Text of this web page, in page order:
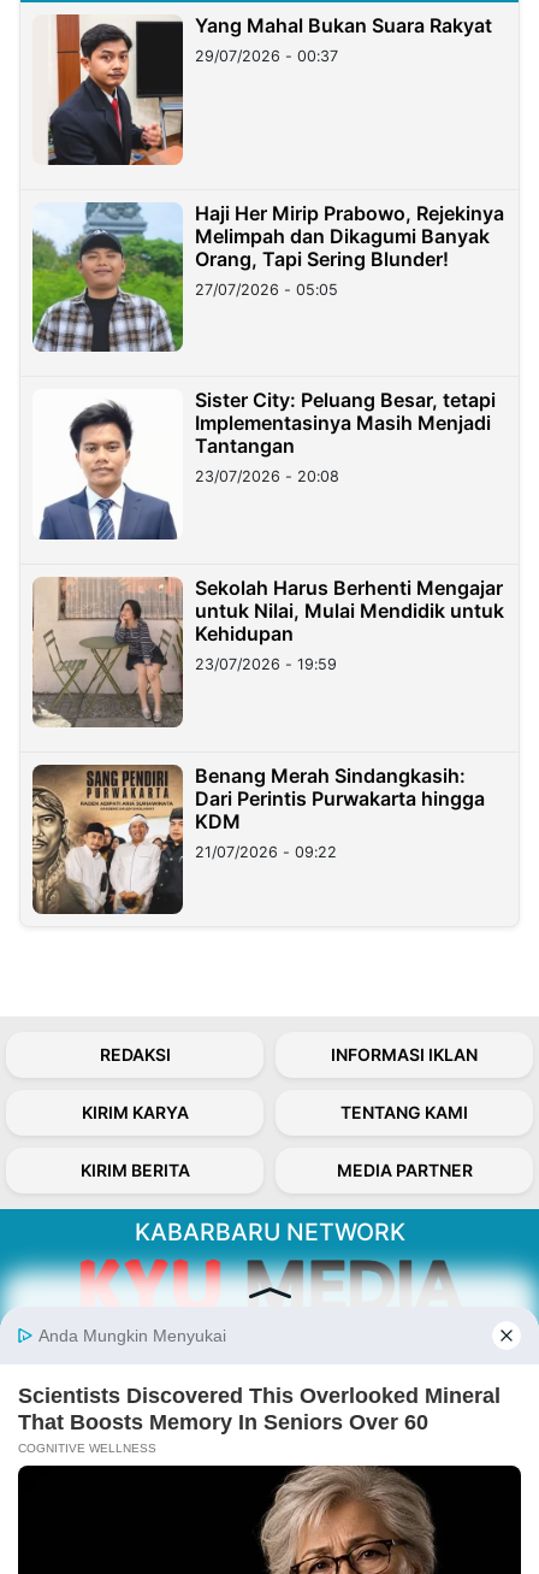
Yang Mahal Bukan Suara Rakyat
29/07/2026 - 00:37
Haji Her Mirip Prabowo, Rejekinya
Melimpah dan Dikagumi Banyak
Orang, Tapi Sering Blunder!
27/07/2026 - 05:05
Sister City: Peluang Besar, tetapi
Implementasinya Masih Menjadi
Tantangan
23/07/2026 - 20:08
Sekolah Harus Berhenti Mengajar
untuk Nilai, Mulai Mendidik untuk
Kehidupan
23/07/2026 - 19:59
Benang Merah Sindangkasih:
Dari Perintis Purwakarta hingga
KDM
21/07/2026 - 09:22
REDAKSI INFORMASI IKLAN
KIRIM KARYA TENTANG KAMI
KIRIM BERITA MEDIA PARTNER
KABARBARU NETWORK
Kabarbaru.co menyajikan berita aktual dan
inspiratif dari sudut pandang berbaik sangka
serta terverifikasi dari sumber yang tepat.
Follow Kabarbaru